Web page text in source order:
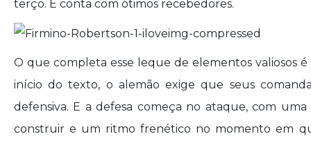
terço. E conta com ótimos recebedores.
O que completa esse leque de elementos valiosos
início do texto, o alemão exige que seus
defensiva. E a defesa começa no ataque, com
construir e um ritmo frenético no momento em